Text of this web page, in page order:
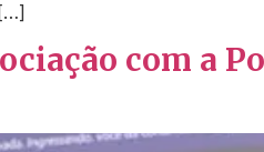
com a